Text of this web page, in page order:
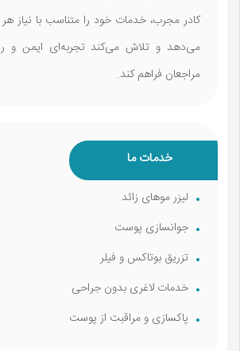
کادر مجرب، خدمات خود را متناسب با نیاز هر
می‌دهد و تلاش می‌کند تجربه‌ای ایمن و
مراجعان فراهم کند.
خدمات ما
لیزر موهای زائد
جوانسازی پوست
تزریق بوتاکس و فیلر
خدمات لاغری بدون جراحی
پاکسازی و مراقبت از پوست